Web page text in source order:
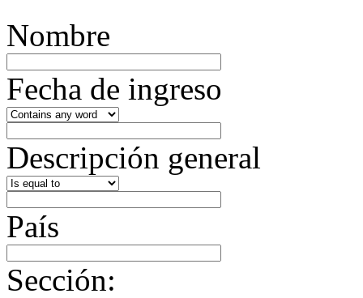
Nombre
Fecha de ingreso
Descripción general
País
Sección: